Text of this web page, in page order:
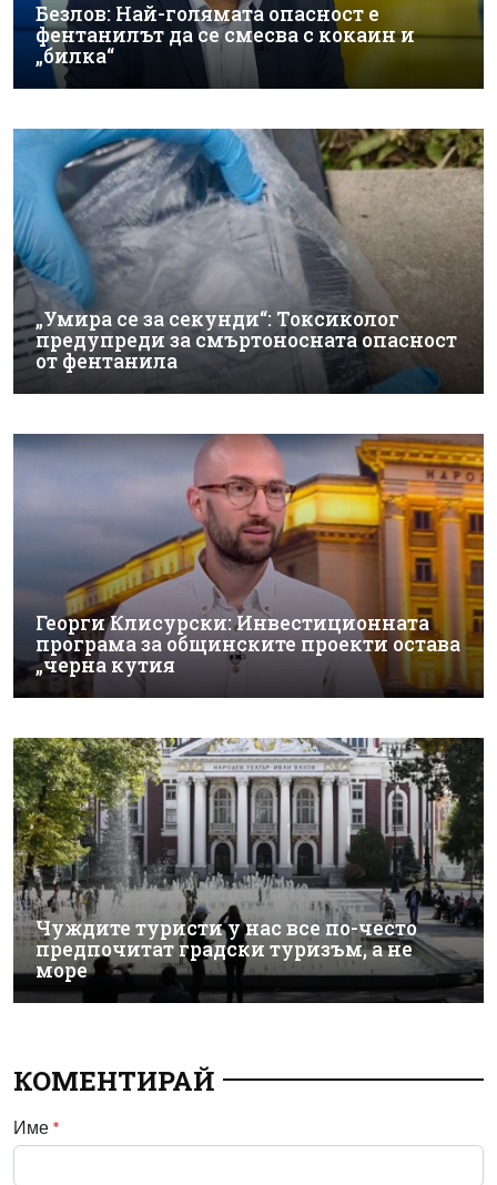
Безлов: Най-голямата опасност е
фентанилът да се смесва с кокаин и
„билка“
„Умира се за секунди“: Токсиколог
предупреди за смъртоносната опасност
от фентанила
Георги Клисурски: Инвестиционната
програма за общинските проекти остава
„черна кутия
Чуждите туристи у нас все по-често
предпочитат градски туризъм, а не
море
КОМЕНТИРАЙ
Име *